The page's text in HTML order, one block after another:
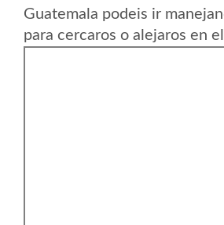
Guatemala podeis ir
para cercaros o alejaros en